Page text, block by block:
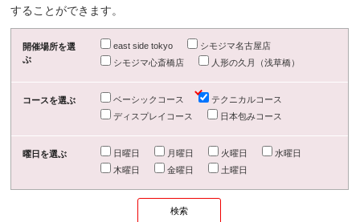
することができます。
開催場所を選
ぶ
east side tokyo
シモジマ名古屋店
シモジマ心斎橋店
人形の久月（浅草橋）
コースを選ぶ ベーシックコース
テクニカルコース
ディスプレイコース
日本包みコース
曜日を選ぶ 日曜日 月曜日 火曜日
水曜日
木曜日
金曜日 土曜日